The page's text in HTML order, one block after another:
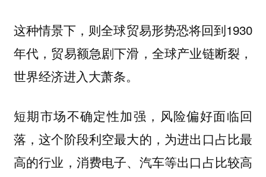
这种情景下，则全球贸易形势恐将回到1930
年代，贸易额急剧下滑，全球产业链断裂，
世界经济进入大萧条。
短期市场不确定性加强，风险偏好面临回
落，这个阶段利空最大的，为进出口占比最
高的行业，消费电子、汽车等出口占比较高